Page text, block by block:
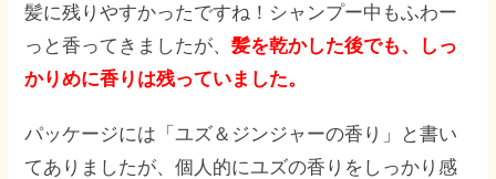
髪に残りやすかったですね！シャンプー中もふわー
っと香ってきましたが、髪を乾かした後でも、しっ
かりめに香りは残っていました。
パッケージには「ユズ＆ジンジャーの香り」と書い
てありましたが、個人的にユズの香りをしっかり感